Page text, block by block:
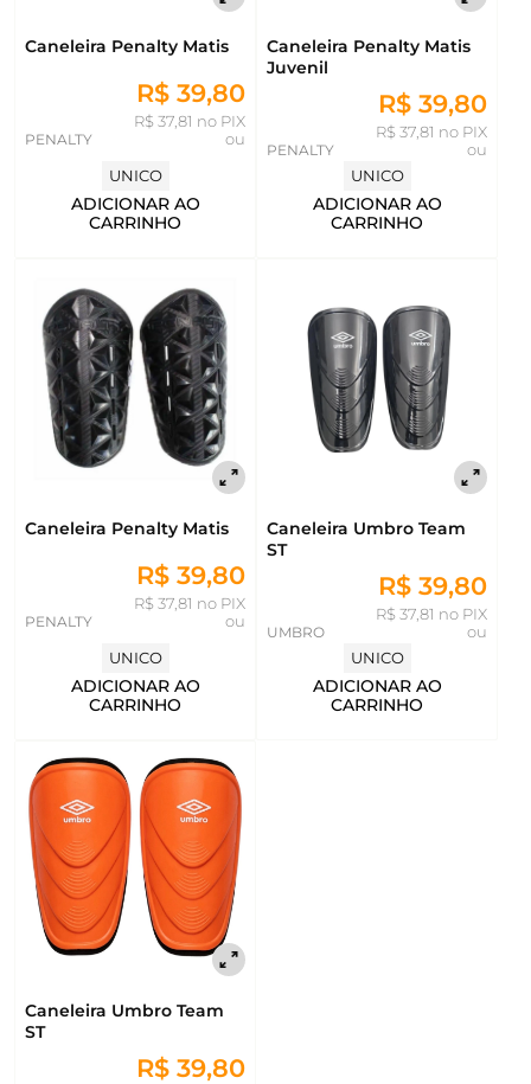
Caneleira Penalty Matis
R$ 39,80
R$ 37,81 no PIX
ou
PENALTY
UNICO
ADICIONAR AO
CARRINHO
Caneleira Penalty Matis
Juvenil
R$ 39,80
R$ 37,81 no PIX
ou
PENALTY
UNICO
ADICIONAR AO
CARRINHO
Caneleira Penalty Matis
R$ 39,80
R$ 37,81 no PIX
ou
PENALTY
UNICO
ADICIONAR AO
CARRINHO
Caneleira Umbro Team
ST
R$ 39,80
R$ 37,81 no PIX
ou
UMBRO
UNICO
ADICIONAR AO
CARRINHO
Caneleira Umbro Team
ST
R$ 39,80